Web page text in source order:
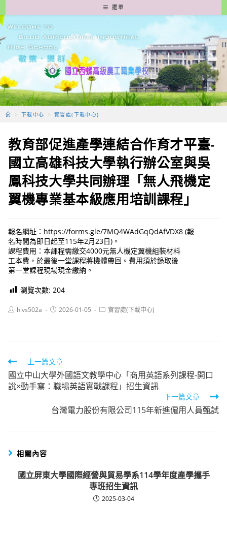
轉
至
要
容
選單
> 下載中心 > 實習處(下載中心)
教育部促進產學連結合作育才平臺-
國立高雄科技大學執行辦公室與吳
鳳科技大學共同辦理「無人飛機定
翼機專業基本級應用培訓課程」
報名網址：https://forms.gle/7MQ4WAdGqQdAfVDX8 (報
名時間為即日起至115年2月23日)。
課程費用：本課程需繳交4000元無人機定翼機組裝材料
工本費，於最後一堂課程將機體帶回。費用須於錄取後
第一堂課程現場現金繳納。
瀏覽次數: 204
Posthlvs502a
Post2026-01-05
Post實習處(下載中心)
Read
more
articles
上一篇文章
國立中山大學外國語文教學中心「商用英語系列課程-開口
說×動手寫：職場英語實戰課程」招生資訊
下一篇文章
台灣電力股份有限公司115年新進僱用人員甄試
相關內容
國立屏東大學國際經營與貿易學系114學年度產學攜手
專班招生資訊
2025-03-04